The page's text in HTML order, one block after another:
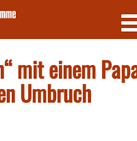
mit einem
Umbruch